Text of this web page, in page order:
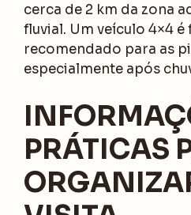
cerca de 2 km da zona
fluvial. Um veículo 4×4
recomendado para as
especialmente após
PRÁTICAS